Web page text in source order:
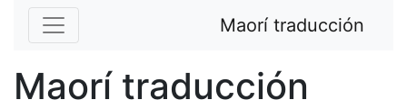
Maorí traducción
Maorí traducción